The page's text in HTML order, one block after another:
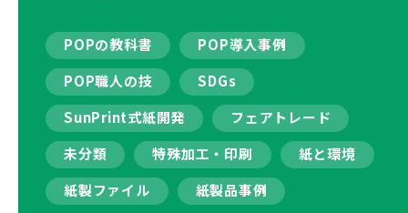
POPの教科書
POP導入事例
POP職人の技
SDGs
SunPrint式紙開発
フェアトレード
未分類
特殊加工・印刷
紙と環境
紙製ファイル
紙製品事例